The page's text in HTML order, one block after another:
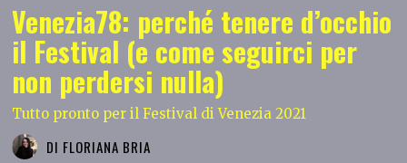
Venezia78: perché tenere d’occhio
il Festival (e come seguirci per
non perdersi nulla)
Tutto pronto per il Festival di Venezia 2021
DI FLORIANA BRIA